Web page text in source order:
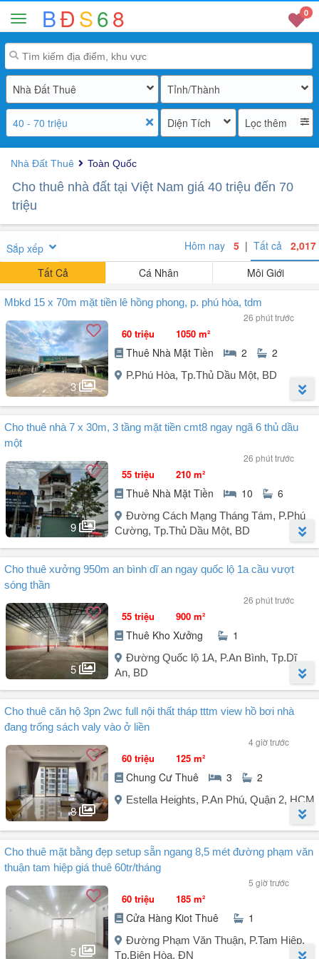
BĐS68 0
Nhà Đất Thuê Tỉnh/Thành
40 - 70 triệu Diện Tích Lọc thêm
Nhà Đất Thuê Toàn Quốc
Cho thuê nhà đất tại Việt Nam giá 40 triệu đến 70
triệu
Sắp xếp Hôm nay 5 | Tất cả 2,017
Tất Cả
Cá Nhân Môi Giới
Mbkd 15 x 70m mặt tiền lê hồng phong, p. phú hòa, tdm
26 phút trước
3
60 triệu 1050 m²
Thuê Nhà Mặt Tiền 2 2
P.Phú Hòa, Tp.Thủ Dầu Một, BD
Người đăng: Tùng Land
(36 tin đăng)
MBKD Đường Lê Hồng Phong - Phú Hoà - Thủ Dầu Một.
- DT Đất: 15 x 70, xây dựng 15 x 50.
- Sân rộng: 15m x 20m (300m).
- Phù hợp kinh doanh đa ngành nghề: Bida, Nhà hàng, Karaoke,
GYM, Nhà sách, Phòng khám, Siêu thị, Showroom, Gara oto...
Cho thuê nhà 7 x 30m, 3 tầng mặt tiền cmt8 ngay ngã 6 thủ dầu
một
26 phút trước
9
55 triệu 210 m²
Thuê Nhà Mặt Tiền 10 6
Đường Cách Mạng Tháng Tám, P.Phú
Cường, Tp.Thủ Dầu Một, BD
Người đăng: Tùng Land
(36 tin đăng)
Cho thuê nhà mặt tiền CMT8 cách ngã 6 200m.
Diện tích: 7 x 30, 1 trệt 2 lầu đã hoàn công.
Phù hợp làm văn phòng đại diện, phòng khám, thẩm mỹ...
Giá thuê: 55 triệu/tháng TL.
Cho thuê xưởng 950m an bình dĩ an ngay quốc lộ 1a cầu vượt
sóng thần
26 phút trước
5
55 triệu 900 m²
Thuê Kho Xưởng 1
Đường Quốc lộ 1A, P.An Bình, Tp.Dĩ
An, BD
Người đăng: Thanh Nguyễn (11 tin đăng)
- CHO THUÊ XƯỞNG GẦN CẦU VƯỢT SÓNG THẦN DĨ AN
Diện tích xưởng: 900m2
Xưởng cao ráo sạch đẹp
Điện 3 pha sẵn có
Phù hợp làm kho chứa hàng hoặc sản xuất nhẹ...
- Giá thuê: 55 triệu/tháng
- Lh em Thanh mở cửa xem xưởng
Cho thuê căn hộ 3pn 2wc full nội thất tháp tttm view hồ bơi nhà
đang trống sách valy vào ở liền
4 giờ trước
8
60 triệu 125 m²
Chung Cư Thuê 3 2
Estella Heights, P.An Phú, Quận 2, HCM
Người đăng: Phan Thanh Trí Tâm (18 tin đăng)
Làm việc chính chủ cho thuê căn hộ 3 phòng ngủ Estella Heights với
- Diện tích: 125 m - Layout 3PN đẹp Estella Heights.
- View hồ bơi cực kỳ yên tĩnh.
- Giá thuê: 60 triệu / tháng.
- Nhà full nội thất - mát mẻ.
Tiện ích nội khu đa dạng và phong phú: Hồ bơi Jacuzzi, hồ bơi tràn
Cho thuê mặt bằng đẹp setup sẵn ngang 8,5 mét đường phạm văn
thuận tam hiệp giá thuê 60tr/tháng
5 giờ trước
5
60 triệu 185 m²
Cửa Hàng Kiot Thuê 1
Đường Phạm Văn Thuận, P.Tam Hiệp,
Tp.Biên Hòa, ĐN